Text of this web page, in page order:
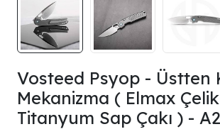
Vosteed Psyop - Üstten
Mekanizma ( Elmax
Titanyum Sap Çakı ) -